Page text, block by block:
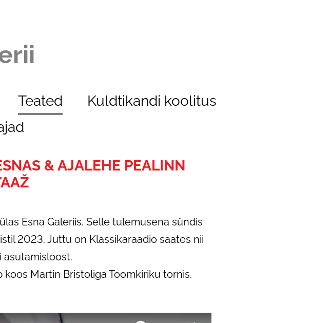
Teated
Kuldtikandi koolitus
& AJALEHE PEALINN
Esna Galeriis. Selle tulemusena sündis
2023. Juttu on Klassikaraadio saates nii
asutamisloost.
Martin Bristoliga Toomkiriku tornis.